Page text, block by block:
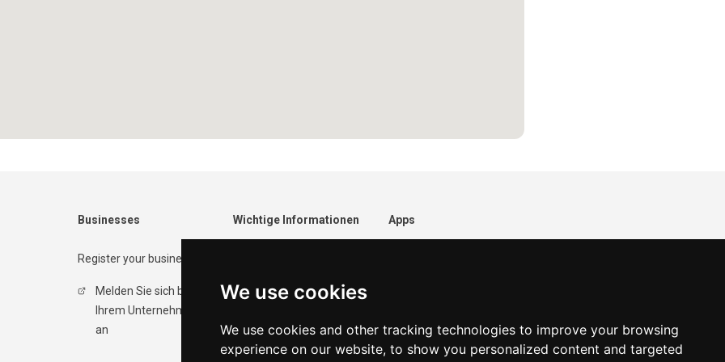
We use cookies
We use cookies and other tracking technologies to improve your browsing
experience on our website, to show you personalized content and targeted
Businesses
Register your business
Melden Sie sich bei
Ihrem Unternehmen
an
Wichtige Informationen
Datenschutzrichtlinie
Nutzungsbedingungen
Apps